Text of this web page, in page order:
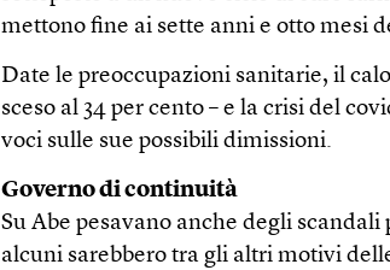
mettono fine ai sette anni e otto mesi
Date le preoccupazioni sanitarie, il
sceso al 34 per cento – e la crisi del
voci sulle sue possibili dimissioni.
Governo di continuità
Su Abe pesavano anche degli
alcuni sarebbero tra gli altri motivi